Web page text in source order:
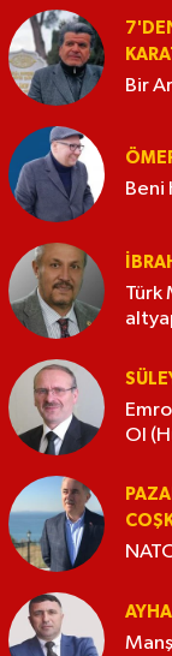
Bir
Beni
Türk
Ol